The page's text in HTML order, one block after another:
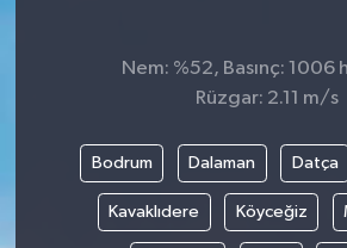
Nem: %52, Basınç: 1006
Rüzgar: 2.11 m/s
Bodrum Dalaman Datça
Kavaklıdere Köyceğiz